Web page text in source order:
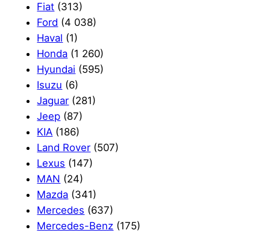
Fiat (313)
Ford (4 038)
Haval (1)
Honda (1 260)
Hyundai (595)
Isuzu (6)
Jaguar (281)
Jeep (87)
KIA (186)
Land Rover (507)
Lexus (147)
MAN (24)
Mazda (341)
Mercedes (637)
Mercedes-Benz (175)